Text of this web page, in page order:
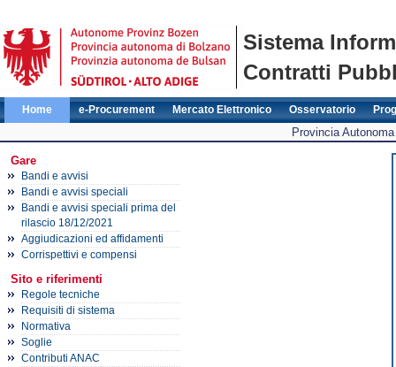
Sistema
Contratti
Home e-Procurement Mercato Elettronico Osservatorio
Provincia
Gare
Bandi e avvisi
Bandi e avvisi speciali
Bandi e avvisi speciali prima del
rilascio 18/12/2021
Aggiudicazioni ed affidamenti
Corrispettivi e compensi
Sito e riferimenti
Regole tecniche
Requisiti di sistema
Normativa
Soglie
Contributi ANAC